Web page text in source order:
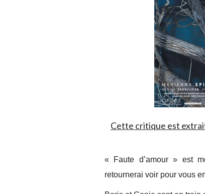
Cette critique est
« Faute d’amour » est
retournerai voir pour vous